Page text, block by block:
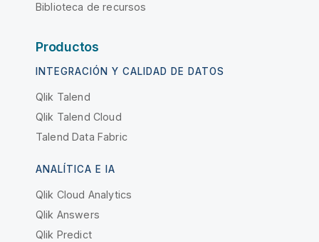
Biblioteca de recursos
Productos
INTEGRACIÓN Y CALIDAD DE DATOS
Qlik Talend
Qlik Talend Cloud
Talend Data Fabric
ANALÍTICA E IA
Qlik Cloud Analytics
Qlik Answers
Qlik Predict